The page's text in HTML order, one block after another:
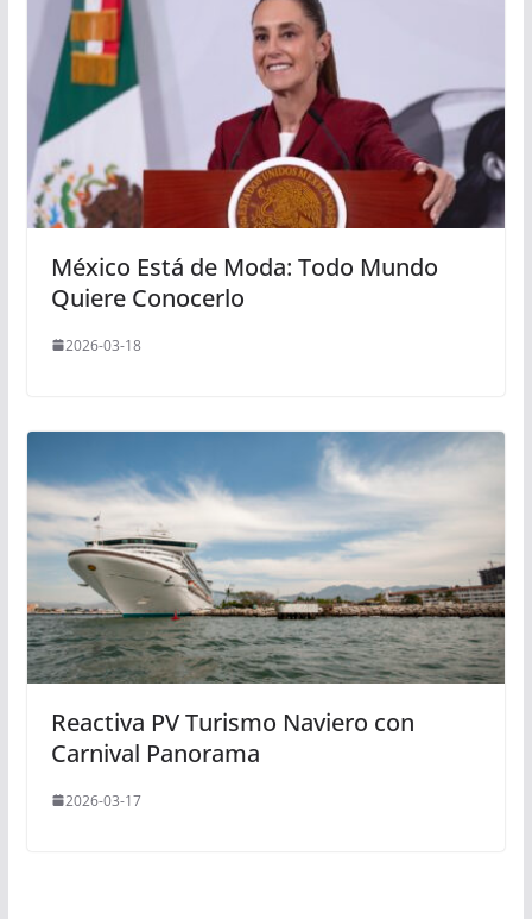
México Está de Moda: Todo Mundo
Quiere Conocerlo
2026-03-18
Reactiva PV Turismo Naviero con
Carnival Panorama
2026-03-17